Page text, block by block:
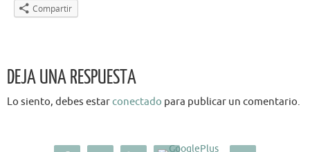
Compartir
DEJA UNA RESPUESTA
Lo siento, debes estarconectado para publicar un comentario.